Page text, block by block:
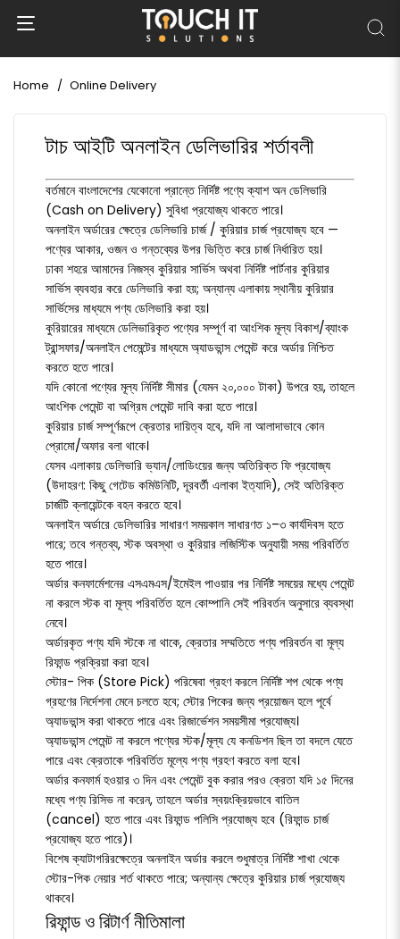
Home Online Delivery
টাচ আইটি অনলাইন ডেলিভারির শর্তাবলী
বর্তমানে বাংলাদেশের যেকোনো প্রান্তে নির্দিষ্ট পণ্যে ক্যাশ অন ডেলিভারি
(Cash on Delivery) সুবিধা প্রযোজ্য থাকতে পারে।
অনলাইন অর্ডারের ক্ষেত্রে ডেলিভারি চার্জ / কুরিয়ার চার্জ প্রযোজ্য হবে —
পণ্যের আকার, ওজন ও গন্তব্যের উপর ভিত্তি করে চার্জ নির্ধারিত হয়।
ঢাকা শহরে আমাদের নিজস্ব কুরিয়ার সার্ভিস অথবা নির্দিষ্ট পার্টনার কুরিয়ার
সার্ভিস ব্যবহার করে ডেলিভারি করা হয়; অন্যান্য এলাকায় স্থানীয় কুরিয়ার
সার্ভিসের মাধ্যমে পণ্য ডেলিভারি করা হয়।
কুরিয়ারের মাধ্যমে ডেলিভারিকৃত পণ্যের সম্পূর্ণ বা আংশিক মূল্য বিকাশ/ব্যাংক
ট্রান্সফার/অনলাইন পেমেন্টের মাধ্যমে অ্যাডভান্স পেমেন্ট করে অর্ডার নিশ্চিত
করতে হতে পারে।
যদি কোনো পণ্যের মূল্য নির্দিষ্ট সীমার (যেমন ২০,০০০ টাকা) উপরে হয়, তাহলে
আংশিক পেমেন্ট বা অগ্রিম পেমেন্ট দাবি করা হতে পারে।
কুরিয়ার চার্জ সম্পূর্ণরূপে ক্রেতার দায়িত্ব হবে, যদি না আলাদাভাবে কোন
প্রোমো/অফার বলা থাকে।
যেসব এলাকায় ডেলিভারি ভ্যান/লোডিংয়ের জন্য অতিরিক্ত ফি প্রযোজ্য
(উদাহরণ: কিছু গেটেড কমিউনিটি, দূরবর্তী এলাকা ইত্যাদি), সেই অতিরিক্ত
চার্জটি ক্লায়েন্টকে বহন করতে হবে।
অনলাইন অর্ডারে ডেলিভারির সাধারণ সময়কাল সাধারণত ১–৩ কার্যদিবস হতে
পারে; তবে গন্তব্য, স্টক অবস্থা ও কুরিয়ার লজিস্টিক অনুযায়ী সময় পরিবর্তিত
হতে পারে।
অর্ডার কনফার্মেশনের এসএমএস/ইমেইল পাওয়ার পর নির্দিষ্ট সময়ের মধ্যে পেমেন্ট
না করলে স্টক বা মূল্য পরিবর্তিত হলে কোম্পানি সেই পরিবর্তন অনুসারে ব্যবস্থা
নেবে।
অর্ডারকৃত পণ্য যদি স্টকে না থাকে, ক্রেতার সম্মতিতে পণ্য পরিবর্তন বা মূল্য
রিফান্ড প্রক্রিয়া করা হবে।
স্টোর- পিক (Store Pick) পরিষেবা গ্রহণ করলে নির্দিষ্ট শপ থেকে পণ্য
গ্রহণের নির্দেশনা মেনে চলতে হবে; স্টোর পিকের জন্য প্রয়োজন হলে পূর্বে
অ্যাডভান্স করা থাকতে পারে এবং রিজার্ভেশন সময়সীমা প্রযোজ্য।
অ্যাডভান্স পেমেন্ট না করলে পণ্যের স্টক/মূল্য যে কনডিশন ছিল তা বদলে যেতে
পারে এবং ক্রেতাকে পরিবর্তিত মূল্যে পণ্য গ্রহণ করতে বলা হবে।
অর্ডার কনফার্ম হওয়ার ৩ দিন এবং পেমেন্ট বুক করার পরও ক্রেতা যদি ১৫ দিনের
মধ্যে পণ্য রিসিভ না করেন, তাহলে অর্ডার স্বয়ংক্রিয়ভাবে বাতিল
(cancel) হতে পারে এবং রিফান্ড পলিসি প্রযোজ্য হবে (রিফান্ড চার্জ
প্রযোজ্য হতে পারে)।
বিশেষ ক্যাটাগরিরক্ষেত্রে অনলাইন অর্ডার করলে শুধুমাত্র নির্দিষ্ট শাখা থেকে
স্টোর-পিক নেয়ার শর্ত থাকতে পারে; অন্যান্য ক্ষেত্রে কুরিয়ার চার্জ প্রযোজ্য
থাকবে।
রিফান্ড ও রিটার্ণ নীতিমালা